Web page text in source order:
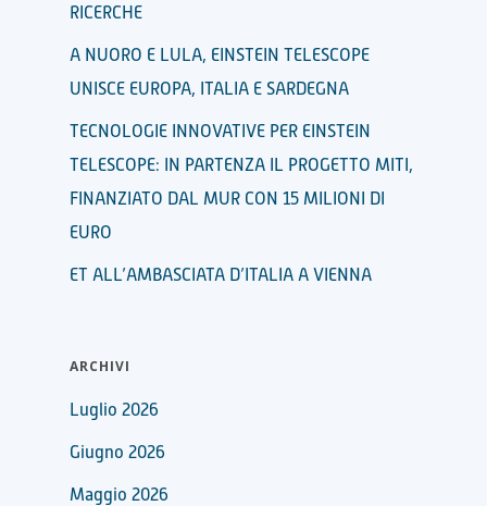
RICERCHE
A NUORO E LULA, EINSTEIN TELESCOPE
UNISCE EUROPA, ITALIA E SARDEGNA
TECNOLOGIE INNOVATIVE PER EINSTEIN
TELESCOPE: IN PARTENZA IL PROGETTO MITI,
FINANZIATO DAL MUR CON 15 MILIONI DI
EURO
ET ALL’AMBASCIATA D’ITALIA A VIENNA
ARCHIVI
Luglio 2026
Giugno 2026
Maggio 2026